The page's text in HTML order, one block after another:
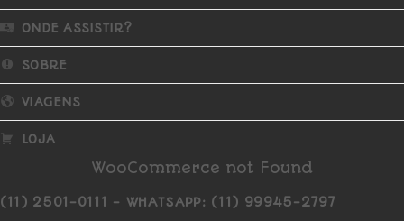
ONDE ASSISTIR?
SOBRE
VIAGENS
LOJA
WooCommerce not Found
(11) 2501-0111 - WHATSAPP: (11) 99945-2797